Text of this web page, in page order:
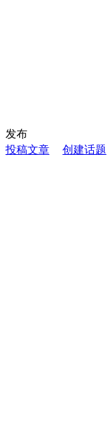
发布
投稿文章
创建话题